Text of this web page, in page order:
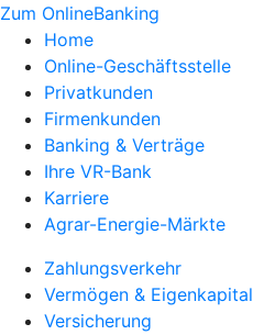
Zum OnlineBanking
Home
Online-Geschäftsstelle
Privatkunden
Firmenkunden
Banking & Verträge
Ihre VR-Bank
Karriere
Agrar-Energie-Märkte
Zahlungsverkehr
Vermögen & Eigenkapital
Versicherung